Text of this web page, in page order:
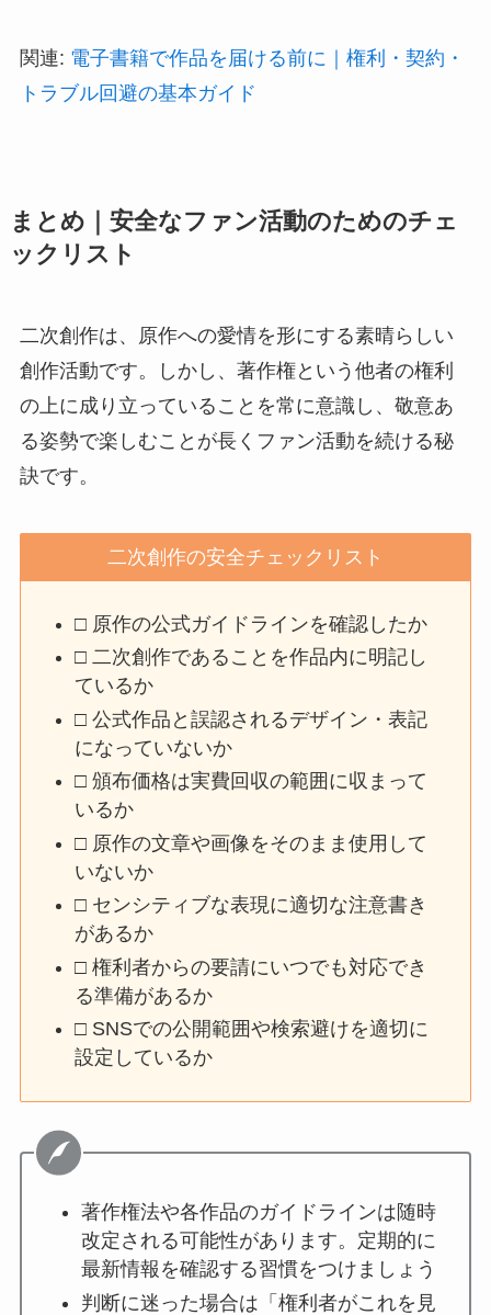
関連: 電子書籍で作品を届ける前に｜権利・契約・
トラブル回避の基本ガイド
まとめ｜安全なファン活動のためのチェ
ックリスト
二次創作は、原作への愛情を形にする素晴らしい
創作活動です。しかし、著作権という他者の権利
の上に成り立っていることを常に意識し、敬意あ
る姿勢で楽しむことが長くファン活動を続ける秘
訣です。
二次創作の安全チェックリスト
□ 原作の公式ガイドラインを確認したか
□ 二次創作であることを作品内に明記し
ているか
□ 公式作品と誤認されるデザイン・表記
になっていないか
□ 頒布価格は実費回収の範囲に収まって
いるか
□ 原作の文章や画像をそのまま使用して
いないか
□ センシティブな表現に適切な注意書き
があるか
□ 権利者からの要請にいつでも対応でき
る準備があるか
□ SNSでの公開範囲や検索避けを適切に
設定しているか
著作権法や各作品のガイドラインは随時
改定される可能性があります。定期的に
最新情報を確認する習慣をつけましょう
判断に迷った場合は「権利者がこれを見